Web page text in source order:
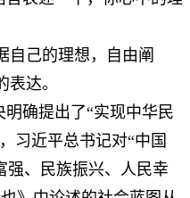
自己的理想，自由阐
达。
确提出了“实现中华民
习近平总书记对“中国
强、民族振兴、人民幸